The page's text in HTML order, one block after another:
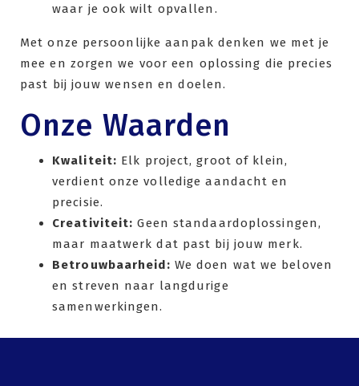
waar je ook wilt opvallen.
Met onze persoonlijke aanpak denken we met je
mee en zorgen we voor een oplossing die precies
past bij jouw wensen en doelen.
Onze Waarden
Kwaliteit: Elk project, groot of klein,
verdient onze volledige aandacht en
precisie.
Creativiteit: Geen standaardoplossingen,
maar maatwerk dat past bij jouw merk.
Betrouwbaarheid: We doen wat we beloven
en streven naar langdurige
samenwerkingen.